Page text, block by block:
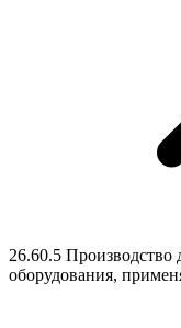
26.60.5 Производство
оборудования,